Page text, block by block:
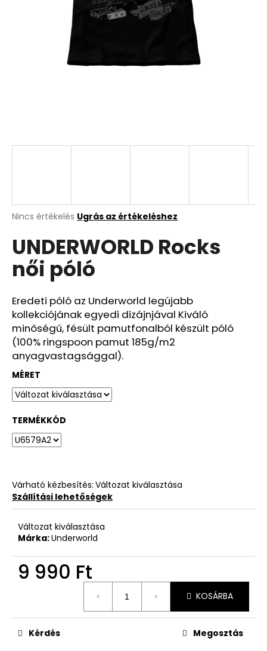
A
átlagos
értékelése
ből
csillag.
Nincs értékelés Ugrás az értékeléshez
UNDERWORLD Rocks
női póló
Eredeti póló az Underworld legújabb
kollekciójának egyedi dizájnjával Kiváló
minőségű, fésült pamutfonalból készült póló
(100% ringspoon pamut 185g/m2
anyagvastagsággal).
MÉRET
TERMÉKKÓD
Várható kézbesítés: Változat kiválasztása
Szállítási lehetőségek
Változat kiválasztása
Márka:Underworld
9 990 Ft
KOSÁRBA
Kérdés Megosztás